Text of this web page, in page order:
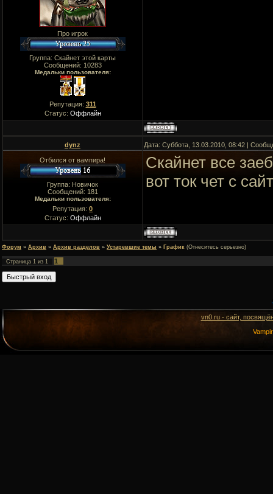
Про игрок
Группа: Скайнет этой карты
Сообщений: 10283
Медальки пользователя:
Репутация: 311
Статус: Оффлайн
dynz Дата: Суббота, 13.03.2010, 08:42 |
Отбился от вампира!
Группа: Новичок
Сообщений: 181
Медальки пользователя:
Репутация: 0
Статус: Оффлайн
Скайнет все
вот ток чет с
Форум » Архив » Архив разделов » Устаревшие темы » График (Отнеситесь серьезно)
Страница 1 из 1 1
vn0.ru - сайт,